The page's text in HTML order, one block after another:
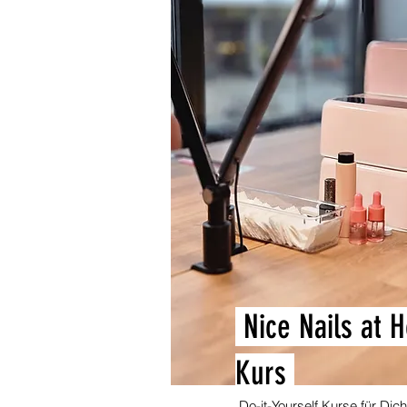
Nice Nails at
Kurs